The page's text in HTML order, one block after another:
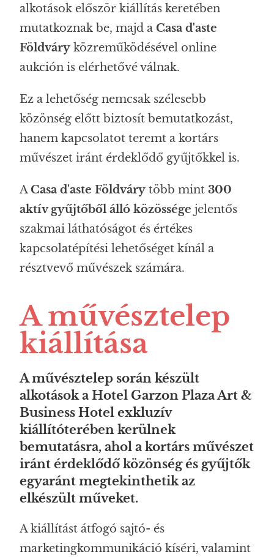
alkotások először kiállítás keretében
mutatkoznak be, majd a Casa d'aste
Földváry közreműködésével online
aukción is elérhetővé válnak.
Ez a lehetőség nemcsak szélesebb
közönség előtt biztosít bemutatkozást,
hanem kapcsolatot teremt a kortárs
művészet iránt érdeklődő gyűjtőkkel is.
A Casa d'aste Földváry több mint300
aktív gyűjtőből álló közössége jelentős
szakmai láthatóságot és értékes
kapcsolatépítési lehetőséget kínál a
résztvevő művészek számára.
A művésztelep
kiállítása
A művésztelep során készült
alkotások aHotel Garzon Plaza Art &
Business Hotel exkluzív
kiállítóterében kerülnek
bemutatásra, ahol a kortárs művészet
iránt érdeklődő közönség és gyűjtők
egyaránt megtekinthetik az
elkészült műveket.
A kiállítást átfogó sajtó- és
marketingkommunikáció kíséri, valamint